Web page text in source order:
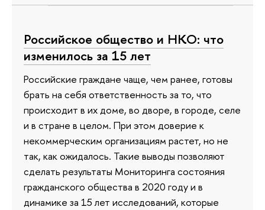
Российское общество и НКО: что
изменилось за 15 лет
Российские граждане чаще, чем ранее, готовы
брать на себя ответственность за то, что
происходит в их доме, во дворе, в городе, селе
и в стране в целом. При этом доверие к
некоммерческим организациям растет, но не
так, как ожидалось. Такие выводы позволяют
сделать результаты Мониторинга состояния
гражданского общества в 2020 году и в
динамике за 15 лет исследований, которые